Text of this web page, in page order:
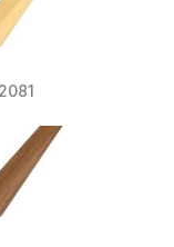
2081